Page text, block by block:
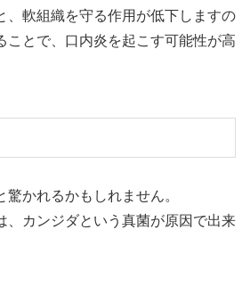
、軟組織を守る作用が低下しますの
ことで、口内炎を起こす可能性が高
かれるかもしれません。
、カンジダという真菌が原因で出来